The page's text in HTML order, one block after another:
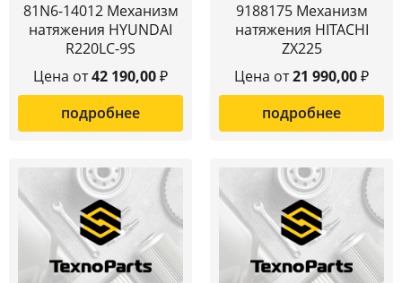
81N6-14012 Механизм
натяжения HYUNDAI
R220LC-9S
Цена от42 190,00₽
подробнее
9188175 Механизм
натяжения HITACHI
ZX225
Цена от21 990,00₽
подробнее